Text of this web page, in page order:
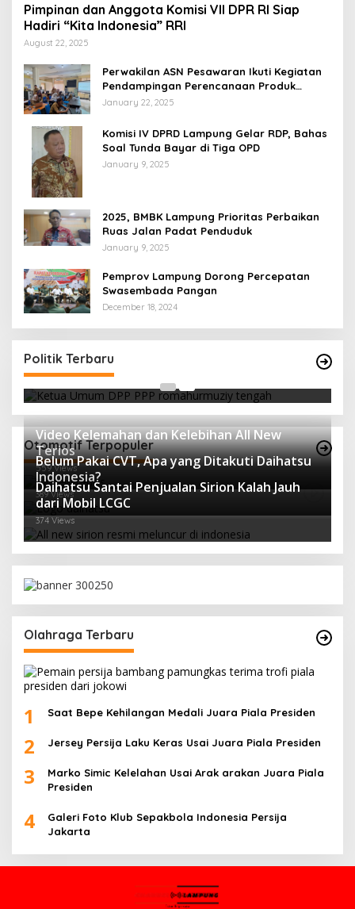
Pimpinan dan Anggota Komisi VII DPR RI Siap
Hadiri “Kita Indonesia” RRI
August 22, 2025
Perwakilan ASN Pesawaran Ikuti Kegiatan
Pendampingan Perencanaan Produk
Hukum
January 22, 2025
Komisi IV DPRD Lampung Gelar RDP, Bahas
Soal Tunda Bayar di Tiga OPD
January 9, 2025
2025, BMBK Lampung Prioritas Perbaikan
Ruas Jalan Padat Penduduk
January 9, 2025
Pemprov Lampung Dorong Percepatan
Swasembada Pangan
December 18, 2024
Politik Terbaru
Strategi PPP Menangkan Duet Ganjar dan Gus
Yasin
Otomotif Terpopuler
Video Kelemahan dan Kelebihan All New
Terios
559 Views
Belum Pakai CVT, Apa yang Ditakuti Daihatsu
Indonesia?
389 Views
Daihatsu Santai Penjualan Sirion Kalah Jauh
dari Mobil LCGC
374 Views
Olahraga Terbaru
1 Saat Bepe Kehilangan Medali Juara Piala Presiden
2 Jersey Persija Laku Keras Usai Juara Piala Presiden
3
Marko Simic Kelelahan Usai Arak arakan Juara Piala
Presiden
4
Galeri Foto Klub Sepakbola Indonesia Persija
Jakarta